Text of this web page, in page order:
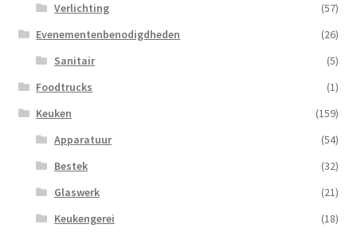
Verlichting
(57)
Evenementenbenodigdheden
(26)
Sanitair
(5)
Foodtrucks
(1)
Keuken
(159)
Apparatuur
(54)
Bestek
(32)
Glaswerk
(21)
Keukengerei
(18)